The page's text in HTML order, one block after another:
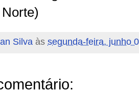
Silva às segunda-feira, junho